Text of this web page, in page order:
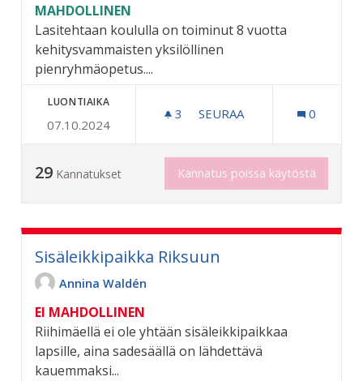
MAHDOLLINEN
Lasitehtaan koululla on toiminut 8 vuotta
kehitysvammaisten yksilöllinen
pienryhmäopetus....
LUONTIAIKA
07.10.2024
3 3 SEURAAJAA
SEURAA 0
29 Kannatukset Kannatus poissa käytöstä
Sisäleikkipaikka Riksuun
Annina Waldén
EI MAHDOLLINEN
Riihimäellä ei ole yhtään sisäleikkipaikkaa
lapsille, aina sadesäällä on lähdettävä
kauemmaksi...